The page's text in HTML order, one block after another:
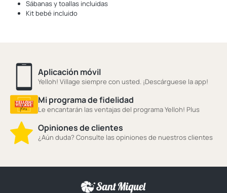
Sábanas y toallas incluidas
Kit bebé incluido
Aplicación móvil
Yelloh! Village siempre con usted. ¡Descárguese la app!
Mi programa de fidelidad
Le encantarán las ventajas del programa Yelloh! Plus
Opiniones de clientes
¿Aún duda? Consulte las opiniones de nuestros clientes